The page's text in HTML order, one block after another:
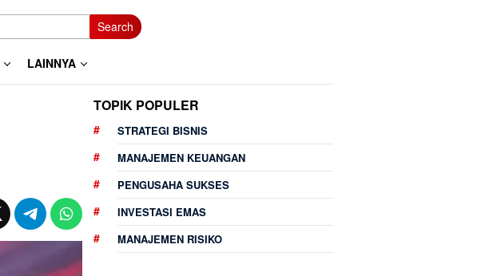
Search
LAINNYA
TOPIK POPULER
STRATEGI BISNIS
MANAJEMEN KEUANGAN
PENGUSAHA SUKSES
INVESTASI EMAS
MANAJEMEN RISIKO